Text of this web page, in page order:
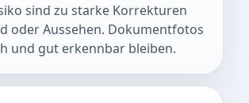
sind zu starke Korrekturen
oder Aussehen. Dokumentfotos
und gut erkennbar bleiben.